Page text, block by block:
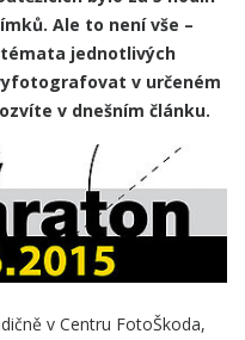
Ale to není vše –
jednotlivých
v určeném
v dnešním článku.
v Centru FotoŠkoda,